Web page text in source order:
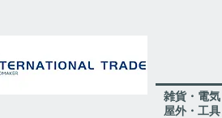
​雑貨・電気
​屋外・工具